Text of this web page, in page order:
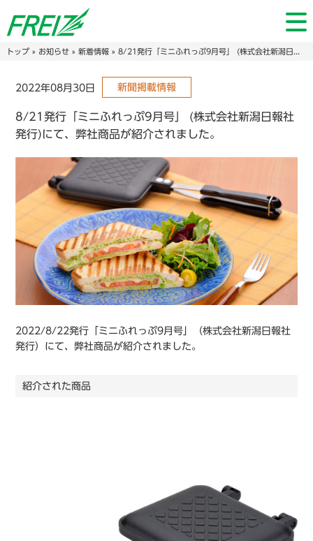
トップ» お知らせ» 新着情報» 8/21発行「ミニふれっぷ9月号」 (株式会社新潟日報社発行)にて、弊社商品が紹介されました。
2022年08月30日 新聞掲載情報
8/21発行「ミニふれっぷ9月号」 (株式会社新潟日報社
発行)にて、弊社商品が紹介されました。
2022/8/22発行「ミニふれっぷ9月号」（株式会社新潟日報社
発行）にて、弊社商品が紹介されました。
紹介された商品